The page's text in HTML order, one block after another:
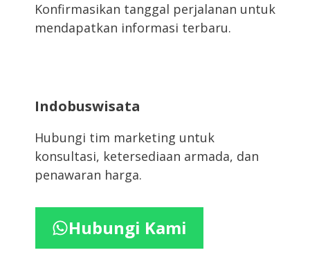
Konfirmasikan tanggal perjalanan untuk
mendapatkan informasi terbaru.
Indobuswisata
Hubungi tim marketing untuk
konsultasi, ketersediaan armada, dan
penawaran harga.
Hubungi Kami